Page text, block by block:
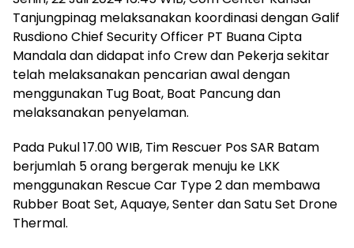
Tanjungpinag melaksanakan koordinasi dengan Galif
Rusdiono Chief Security Officer PT Buana Cipta
Mandala dan didapat info Crew dan Pekerja sekitar
telah melaksanakan pencarian awal dengan
menggunakan Tug Boat, Boat Pancung dan
melaksanakan penyelaman.
Pada Pukul 17.00 WIB, Tim Rescuer Pos SAR Batam
berjumlah 5 orang bergerak menuju ke LKK
menggunakan Rescue Car Type 2 dan membawa
Rubber Boat Set, Aquaye, Senter dan Satu Set Drone
Thermal.